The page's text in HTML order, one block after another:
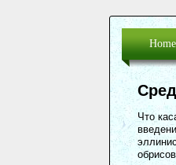
Home
Что